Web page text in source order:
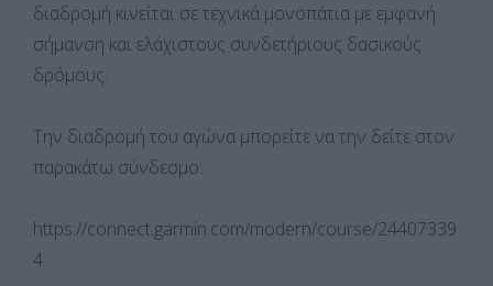
διαδρομή κινείται σε τεχνικά μονοπάτια με εμφανή
σήμανση και ελάχιστους συνδετήριους δασικούς
δρόμους.
Την διαδρομή του αγώνα μπορείτε να την δείτε στον
παρακάτω σύνδεσμο:
https://connect.garmin.com/modern/course/24407339
4